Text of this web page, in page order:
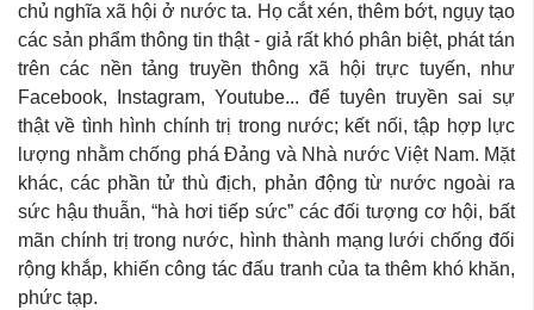
chủ nghĩa xã hội ở nước ta. Họ cắt xén, thêm bớt, ngụy tạo
các sản phẩm thông tin thật - giả rất khó phân biệt, phát tán
trên các nền tảng truyền thông xã hội trực tuyến, như
Facebook, Instagram, Youtube... để tuyên truyền sai sự
thật về tình hình chính trị trong nước; kết nối, tập hợp lực
lượng nhằm chống phá Đảng và Nhà nước Việt Nam. Mặt
khác, các phần tử thù địch, phản động từ nước ngoài ra
sức hậu thuẫn, “hà hơi tiếp sức” các đối tượng cơ hội, bất
mãn chính trị trong nước, hình thành mạng lưới chống đối
rộng khắp, khiến công tác đấu tranh của ta thêm khó khăn,
phức tạp.